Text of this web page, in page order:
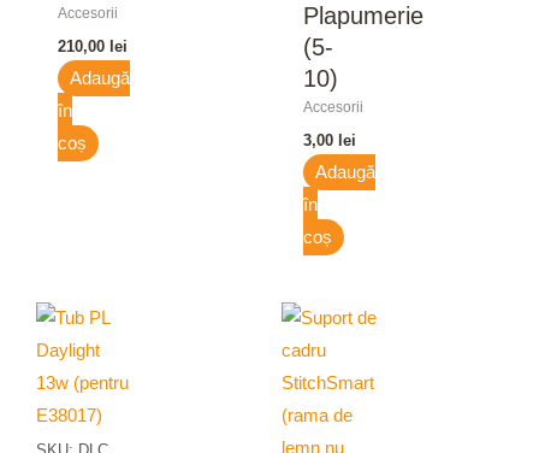
Accesorii
210,00 lei
Adaugă
în
coș
Plapumerie
(5-
10)
Accesorii
3,00 lei
Adaugă
în
coș